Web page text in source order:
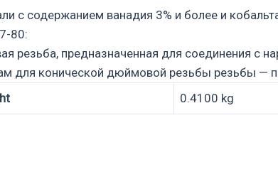
с содержанием ванадия 3% и более и
80:
резьба, предназначенная для соединения с
для конической дюймовой резьбы резьбы —
0.4100 kg